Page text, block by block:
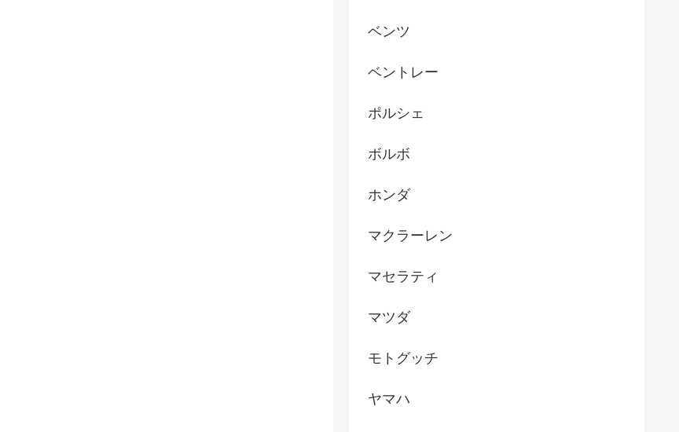
ベンツ
ベントレー
ポルシェ
ボルボ
ホンダ
マクラーレン
マセラティ
マツダ
モトグッチ
ヤマハ